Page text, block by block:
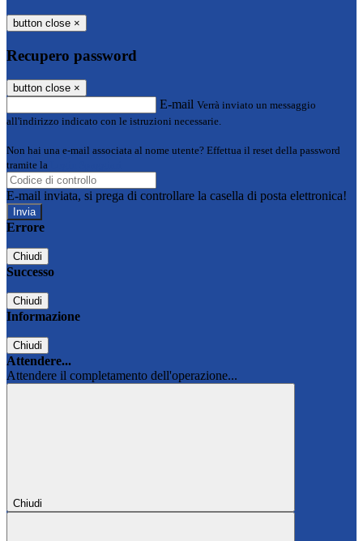
button close ×
Recupero password
button close ×
E-mail Verrà inviato un messaggio
all'indirizzo indicato con le istruzioni necessarie.
Non hai una e-mail associata al nome utente? Effettua il reset della password
tramite la
E-mail inviata, si prega di controllare la casella di posta elettronica!
Errore
Chiudi
Successo
Chiudi
Informazione
Chiudi
Attendere...
Attendere il completamento dell'operazione...
Chiudi